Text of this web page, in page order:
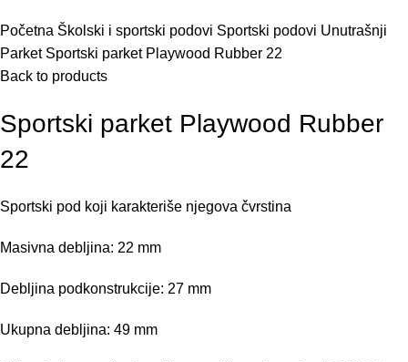
Početna Školski i sportski podovi Sportski podovi Unutrašnji
Parket Sportski parket Playwood Rubber 22
Back to products
Sportski parket Playwood Rubber
22
Sportski pod koji karakteriše njegova čvrstina
Masivna debljina: 22 mm
Debljina podkonstrukcije: 27 mm
Ukupna debljina: 49 mm